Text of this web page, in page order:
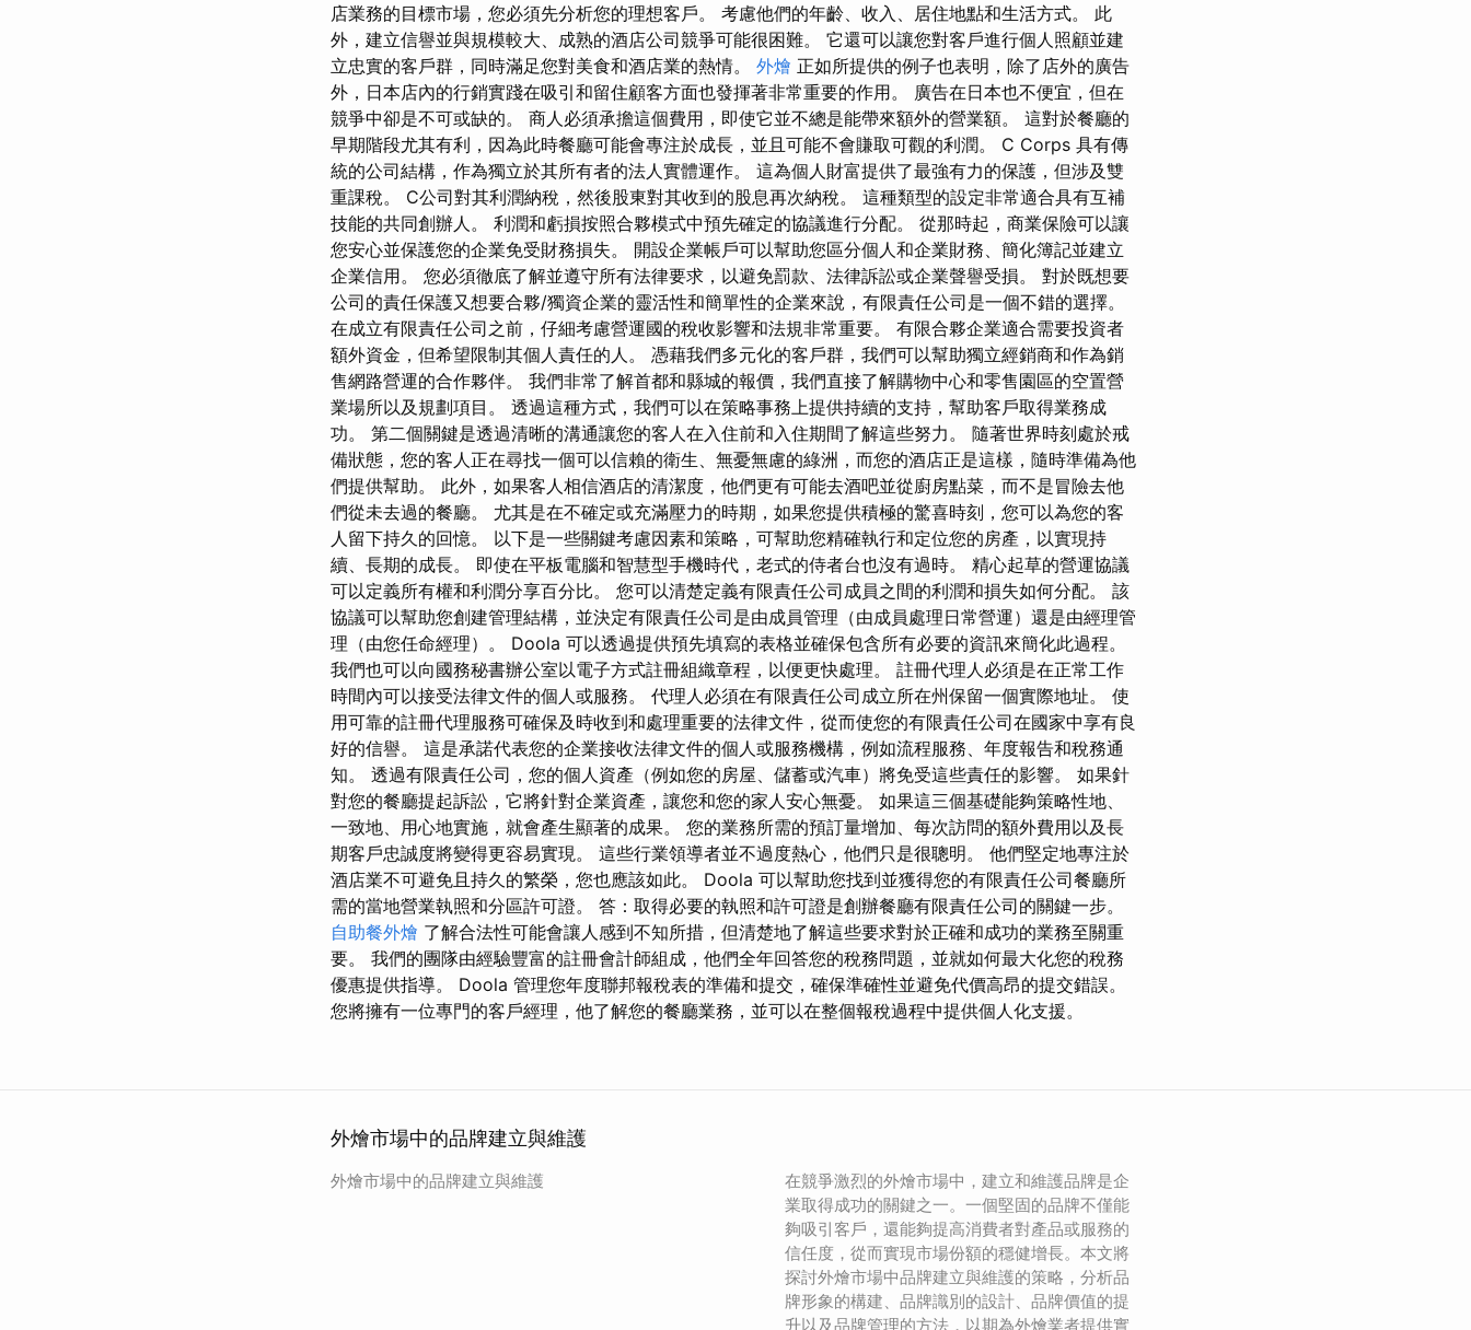
店業務的目標市場，您必須先分析您的理想客戶。 考慮他們的年齡、收入、居住地點和生活方式。 此
外，建立信譽並與規模較大、成熟的酒店公司競爭可能很困難。 它還可以讓您對客戶進行個人照顧並建
立忠實的客戶群，同時滿足您對美食和酒店業的熱情。 外燴 正如所提供的例子也表明，除了店外的廣告
外，日本店內的行銷實踐在吸引和留住顧客方面也發揮著非常重要的作用。 廣告在日本也不便宜，但在
競爭中卻是不可或缺的。 商人必須承擔這個費用，即使它並不總是能帶來額外的營業額。 這對於餐廳的
早期階段尤其有利，因為此時餐廳可能會專注於成長，並且可能不會賺取可觀的利潤。 C Corps 具有傳
統的公司結構，作為獨立於其所有者的法人實體運作。 這為個人財富提供了最強有力的保護，但涉及雙
重課稅。 C公司對其利潤納稅，然後股東對其收到的股息再次納稅。 這種類型的設定非常適合具有互補
技能的共同創辦人。 利潤和虧損按照合夥模式中預先確定的協議進行分配。 從那時起，商業保險可以讓
您安心並保護您的企業免受財務損失。 開設企業帳戶可以幫助您區分個人和企業財務、簡化簿記並建立
企業信用。 您必須徹底了解並遵守所有法律要求，以避免罰款、法律訴訟或企業聲譽受損。 對於既想要
公司的責任保護又想要合夥/獨資企業的靈活性和簡單性的企業來說，有限責任公司是一個不錯的選擇。
在成立有限責任公司之前，仔細考慮營運國的稅收影響和法規非常重要。 有限合夥企業適合需要投資者
額外資金，但希望限制其個人責任的人。 憑藉我們多元化的客戶群，我們可以幫助獨立經銷商和作為銷
售網路營運的合作夥伴。 我們非常了解首都和縣城的報價，我們直接了解購物中心和零售園區的空置營
業場所以及規劃項目。 透過這種方式，我們可以在策略事務上提供持續的支持，幫助客戶取得業務成
功。 第二個關鍵是透過清晰的溝通讓您的客人在入住前和入住期間了解這些努力。 隨著世界時刻處於戒
備狀態，您的客人正在尋找一個可以信賴的衛生、無憂無慮的綠洲，而您的酒店正是這樣，隨時準備為他
們提供幫助。 此外，如果客人相信酒店的清潔度，他們更有可能去酒吧並從廚房點菜，而不是冒險去他
們從未去過的餐廳。 尤其是在不確定或充滿壓力的時期，如果您提供積極的驚喜時刻，您可以為您的客
人留下持久的回憶。 以下是一些關鍵考慮因素和策略，可幫助您精確執行和定位您的房產，以實現持
續、長期的成長。 即使在平板電腦和智慧型手機時代，老式的侍者台也沒有過時。 精心起草的營運協議
可以定義所有權和利潤分享百分比。 您可以清楚定義有限責任公司成員之間的利潤和損失如何分配。 該
協議可以幫助您創建管理結構，並決定有限責任公司是由成員管理（由成員處理日常營運）還是由經理管
理（由您任命經理）。 Doola 可以透過提供預先填寫的表格並確保包含所有必要的資訊來簡化此過程。
我們也可以向國務秘書辦公室以電子方式註冊組織章程，以便更快處理。 註冊代理人必須是在正常工作
時間內可以接受法律文件的個人或服務。 代理人必須在有限責任公司成立所在州保留一個實際地址。 使
用可靠的註冊代理服務可確保及時收到和處理重要的法律文件，從而使您的有限責任公司在國家中享有良
好的信譽。 這是承諾代表您的企業接收法律文件的個人或服務機構，例如流程服務、年度報告和稅務通
知。 透過有限責任公司，您的個人資產（例如您的房屋、儲蓄或汽車）將免受這些責任的影響。 如果針
對您的餐廳提起訴訟，它將針對企業資產，讓您和您的家人安心無憂。 如果這三個基礎能夠策略性地、
一致地、用心地實施，就會產生顯著的成果。 您的業務所需的預訂量增加、每次訪問的額外費用以及長
期客戶忠誠度將變得更容易實現。 這些行業領導者並不過度熱心，他們只是很聰明。 他們堅定地專注於
酒店業不可避免且持久的繁榮，您也應該如此。 Doola 可以幫助您找到並獲得您的有限責任公司餐廳所
需的當地營業執照和分區許可證。 答：取得必要的執照和許可證是創辦餐廳有限責任公司的關鍵一步。
自助餐外燴 了解合法性可能會讓人感到不知所措，但清楚地了解這些要求對於正確和成功的業務至關重
要。 我們的團隊由經驗豐富的註冊會計師組成，他們全年回答您的稅務問題，並就如何最大化您的稅務
優惠提供指導。 Doola 管理您年度聯邦報稅表的準備和提交，確保準確性並避免代價高昂的提交錯誤。
您將擁有一位專門的客戶經理，他了解您的餐廳業務，並可以在整個報稅過程中提供個人化支援。
外燴市場中的品牌建立與維護
外燴市場中的品牌建立與維護
在競爭激烈的外燴市場中，建立和維護品牌是企
業取得成功的關鍵之一。一個堅固的品牌不僅能
夠吸引客戶，還能夠提高消費者對產品或服務的
信任度，從而實現市場份額的穩健增長。本文將
探討外燴市場中品牌建立與維護的策略，分析品
牌形象的構建、品牌識別的設計、品牌價值的提
升以及品牌管理的方法，以期為外燴業者提供實